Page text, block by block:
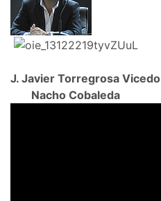
J. Javier Torregrosa Vicedo
Nacho Cobaleda